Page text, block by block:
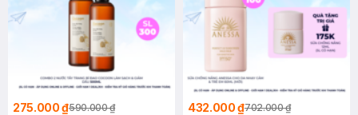
275.000 ₫590.000 ₫ 432.000 ₫702.000 ₫